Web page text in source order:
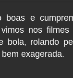
e
nos
bola, rolando
exagerada.